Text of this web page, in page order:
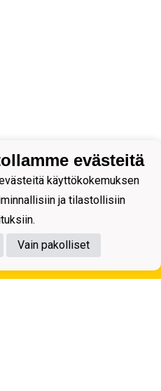
evästeitä
käyttökokemuksen
ja tilastollisiin
Vain pakolliset